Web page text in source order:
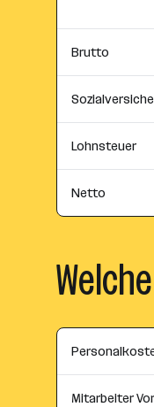
Brutto
Lohnsteuer
Netto
Mitarbeiter